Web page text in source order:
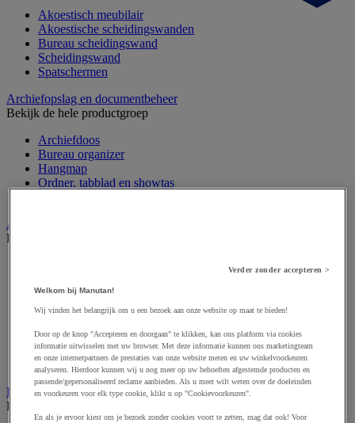
Akoestisch meubilair
Akoestische scheidingswanden
Bureau scheidingswand
Scheidingswand
Spatschermen
Archiefopslag en documentbeheer
Bekijk de hele productgroep
Archiefdoos
Bureau organizer
Hangmap
Ordner, tabblad en showtas
Audiovisueel
Bekijk de hele productgroep
Dynamisch en interactief weergavesysteem
Fotocamera, videocamera en verrekijker
Projectie en videoprojectie-apparatuur
Studioverlichting en accessoires
Tv, dvd-speler en Blu-ray
Bewegwijzering en aanduidingsborden
Bekijk de hele productgroep
Verder zonder accepteren >
Welkom bij Manutan!
Wij vinden het belangrijk om u een bezoek aan onze website op maat te bieden!
Door op de knop "Accepteren en doorgaan" te klikken, kan ons platform via cookies
informatie uitwisselen met uw browser. Met deze informatie kunnen ons marketingteam
en onze internetpartners de prestaties van onze website meten en uw winkelvoorkeuren
analyseren. Hierdoor kunnen wij u nog meer op uw behoeften afgestemde producten en
passende/gepersonaliseerd reclame aanbieden. Als u meer wilt weten over de doeleinden
en voorkeuren voor elk type cookie, klikt u op "Cookievoorkeuren".
En als je ervoor kiest om je bezoek zonder cookies voort te zetten, mag dat ook! Voor